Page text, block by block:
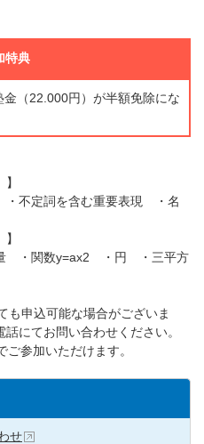
特典
金（22.000円）が半額免除にな
不定詞を含む重要表現 ・名
・関数y=ax2 ・円 ・三平方
も申込可能な場合がございま
にてお問い合わせください。
ご参加いただけます。
せ